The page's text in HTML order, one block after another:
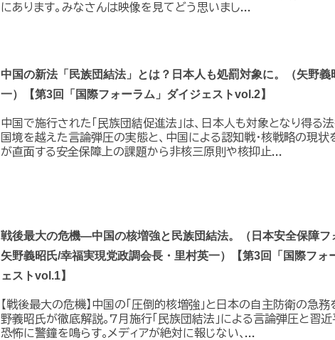
にあります。みなさんは映像を見てどう思いまし...
中国の新法「民族団結法」とは？日本人も処罰対象に。（矢野義
一）【第3回「国際フォーラム」ダイジェストvol.2】
中国で施行された「民族団結促進法」は、日本人も対象となり得る
国境を越えた言論弾圧の実態と、中国による認知戦・核戦略の現状
が直面する安全保障上の課題から非核三原則や核抑止...
戦後最大の危機―中国の核増強と民族団結法。（日本安全保障フ
矢野義昭氏/幸福実現党政調会長・里村英一）【第3回「国際フォ
ェストvol.1】
【戦後最大の危機】中国の｢圧倒的核増強｣と日本の自主防衛の急務
野義昭氏が徹底解説｡7月施行｢民族団結法｣による言論弾圧と習
恐怖に警鐘を鳴らす｡メディアが絶対に報じない､...